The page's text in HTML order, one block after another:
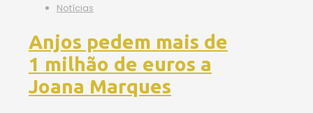
Notícias
Anjos pedem mais de
1 milhão de euros a
Joana Marques